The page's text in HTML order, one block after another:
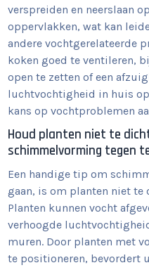
verspreiden en neerslaan
oppervlakken, wat kan
andere vochtgerelateerde
koken goed te ventileren,
open te zetten of een
luchtvochtigheid in huis
kans op vochtproblemen
Houd planten niet te
schimmelvorming tegen
Een handige tip om
gaan, is om planten niet
Planten kunnen vocht
verhoogde
muren. Door planten met
te positioneren, bevordert